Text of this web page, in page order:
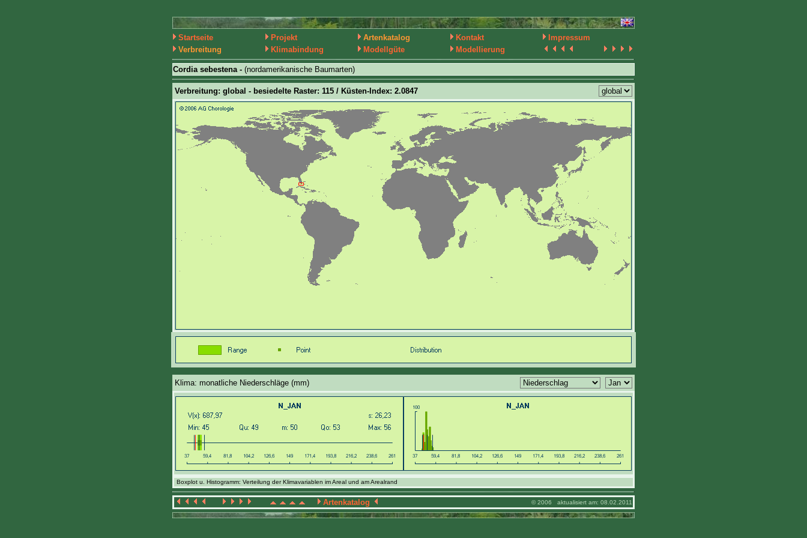
Startseite Projekt Artenkatalog Kontakt
Impressum
Verbreitung
Klimabindung Modellgüte Modellierung
Cordia sebestena - (nordamerikanische Baumarten)
Verbreitung: global - besiedelte Raster: 115 / Küsten-Index: 2.0847
Klima: monatliche Niederschläge (mm)
Boxplot u. Histogramm: Verteilung der Klimavariablen im Areal und am Arealrand
Artenkatalog © 2006 aktualisiert am: 08.02.2011